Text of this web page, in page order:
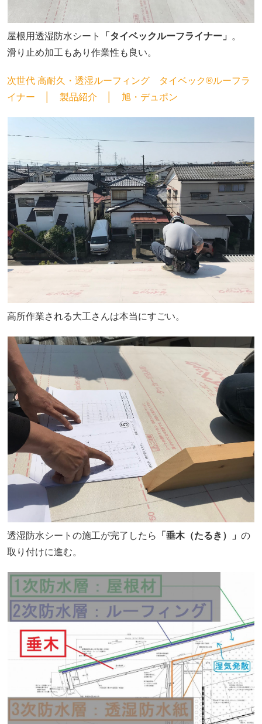
屋根用透湿防水シート 「タイベックルーフライナー」
。
滑り止め加工もあり作業性も良い。
次世代 高耐久・透湿ルーフィング タイベック®ルーフラ
イナー │ 製品紹介 │ 旭・デュポン
高所作業される大工さんは本当にすごい。
透湿防水シートの施工が完了したら 「垂木（たるき）」 の
取り付けに進む。